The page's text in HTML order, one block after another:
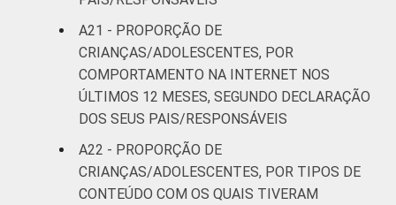
A21 - PROPORÇÃO DE
CRIANÇAS/ADOLESCENTES, POR
COMPORTAMENTO NA INTERNET NOS
ÚLTIMOS 12 MESES, SEGUNDO DECLARAÇÃO
DOS SEUS PAIS/RESPONSÁVEIS
A22 - PROPORÇÃO DE
CRIANÇAS/ADOLESCENTES, POR TIPOS DE
CONTEÚDO COM OS QUAIS TIVERAM